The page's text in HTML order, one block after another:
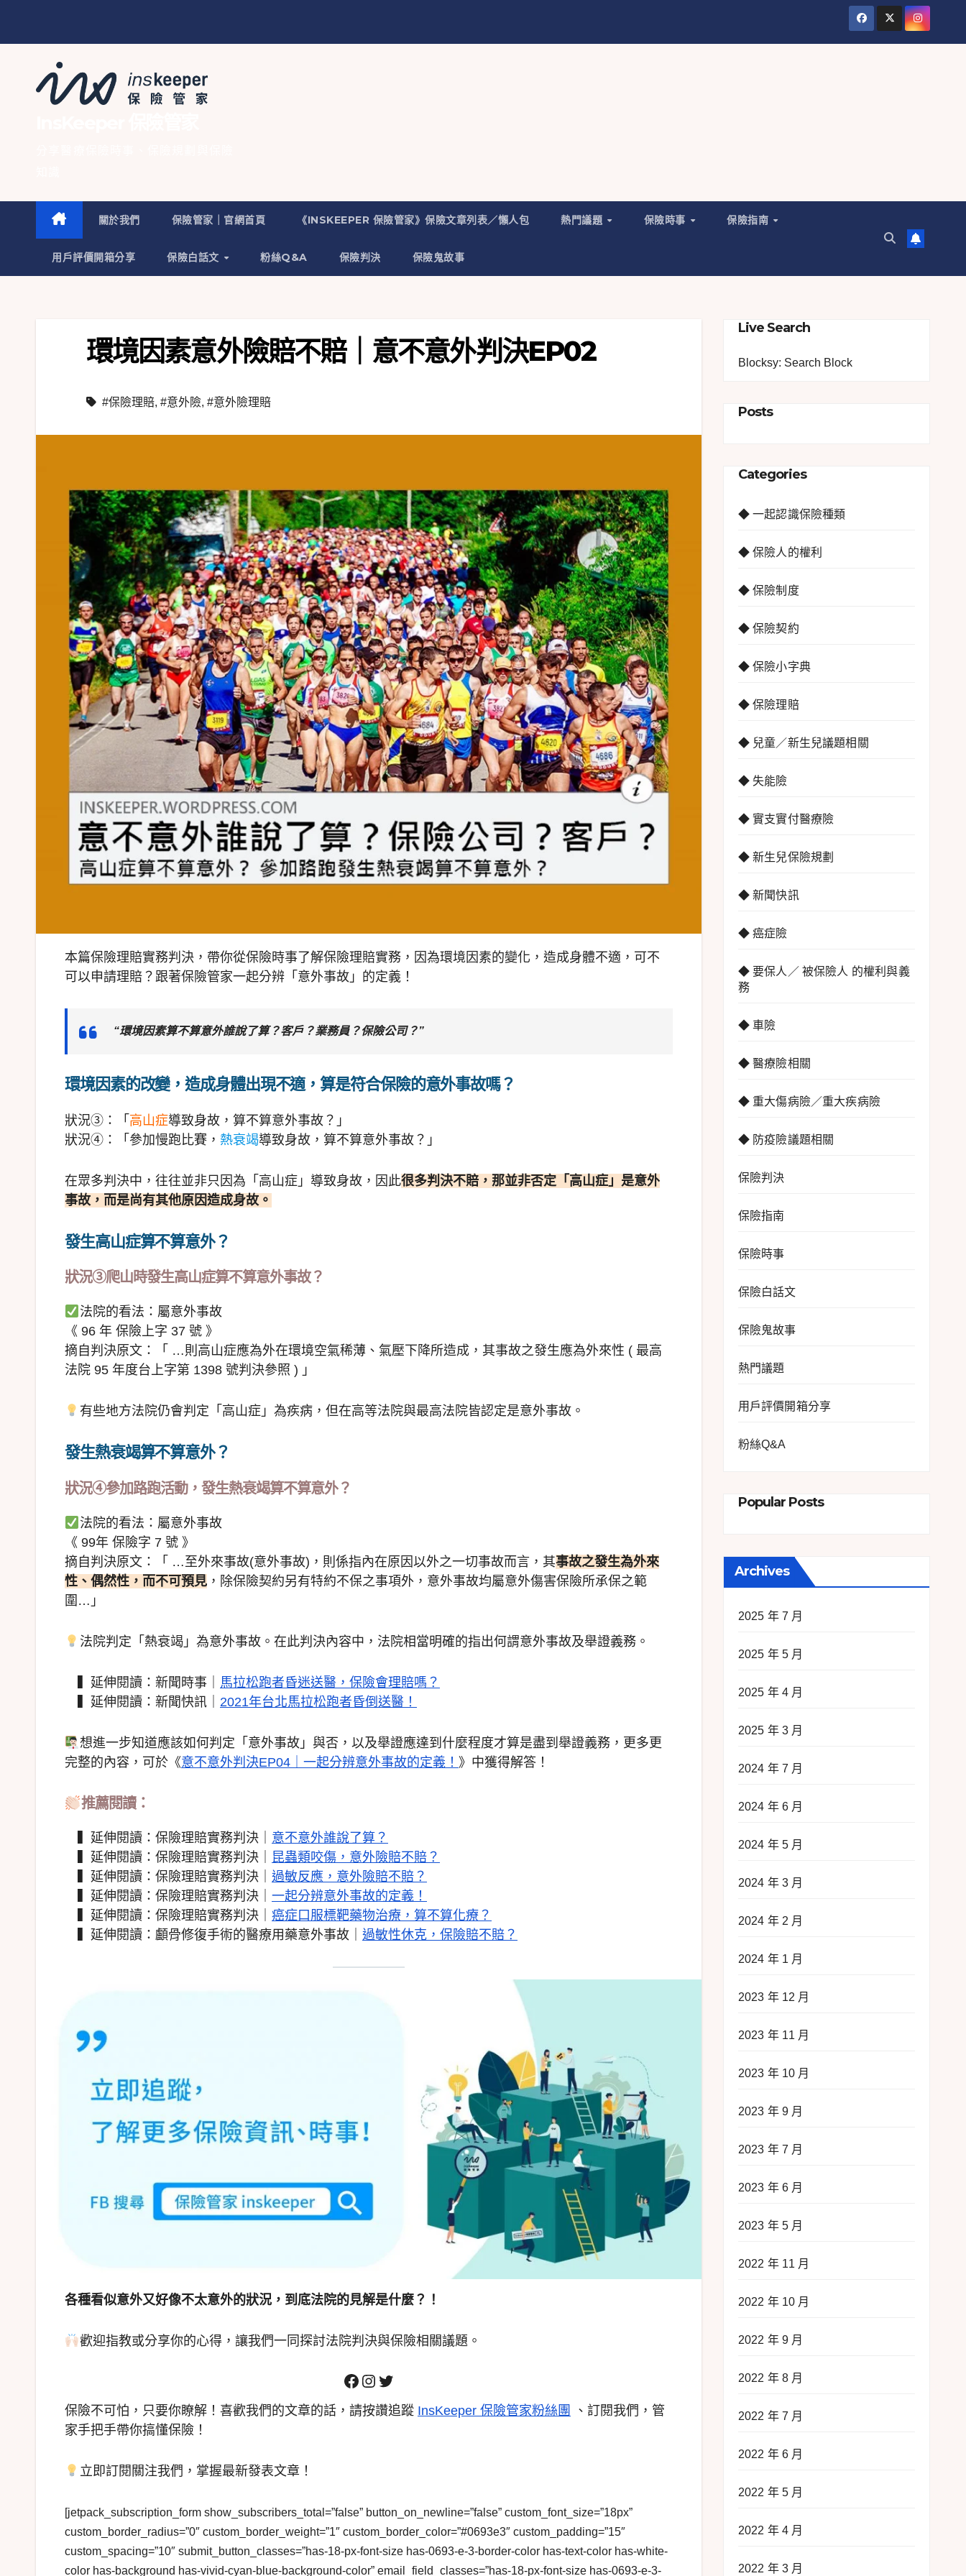
關於我們 保險管家｜官網首頁 《INSKEEPER 保險管家》保險文章列表／懶人包 熱門議題 保險時事 保險指南
用戶評價開箱分享 保險白話文 粉絲Q&A 保險判決 保險鬼故事
環境因素意外險賠不賠｜意不意外判決EP02
#保險理賠, #意外險, #意外險理賠
本篇保險理賠實務判決，帶你從保險時事了解保險理賠實務，因為環境因素的變化，造成身體不適，可不
可以申請理賠？跟著保險管家一起分辨「意外事故」的定義！
“環境因素算不算意外誰說了算？客戶？業務員？保險公司？”
環境因素的改變，造成身體出現不適，算是符合保險的意外事故嗎？
狀況③：「 高山症導致身故，算不算意外事故？」
狀況④：「參加慢跑比賽， 熱衰竭導致身故，算不算意外事故？」
在眾多判決中，往往並非只因為「高山症」導致身故，因此很多判決不賠，那並非否定「高山症」是意外
事故，而是尚有其他原因造成身故。
發生高山症算不算意外？
狀況③爬山時發生高山症算不算意外事故？
法院的看法：屬意外事故
《 96 年 保險上字 37 號 》
摘自判決原文：「 …則高山症應為外在環境空氣稀薄、氣壓下降所造成，其事故之發生應為外來性 ( 最高
法院 95 年度台上字第 1398 號判決參照 ) 」
有些地方法院仍會判定「高山症」為疾病，但在高等法院與最高法院皆認定是意外事故。
發生熱衰竭算不算意外？
狀況④參加路跑活動，發生熱衰竭算不算意外️？
法院的看法：屬意外事故
《 99年 保險字 7 號 》
摘自判決原文：「 …至外來事故(意外事故)，則係指內在原因以外之一切事故而言，其事故之發生為外來
性、偶然性，而不可預見 ，除保險契約另有特約不保之事項外，意外事故均屬意外傷害保險所承保之範
圍…」
法院判定「熱衰竭」為意外事故。在此判決內容中，法院相當明確的指出何謂意外事故及舉證義務。
▍延伸閱讀：新聞時事｜ 馬拉松跑者昏迷送醫，保險會理賠嗎？
▍延伸閱讀：新聞快訊｜ 2021年台北馬拉松跑者昏倒送醫！
想進一步知道應該如何判定「意外事故」與否，以及舉證應達到什麼程度才算是盡到舉證義務，更多更
完整的內容，可於《意不意外判決EP04｜一起分辨意外事故的定義！ 》中獲得解答！
推薦閱讀：
▍延伸閱讀：保險理賠實務判決｜ 意不意外誰說了算？
▍延伸閱讀：保險理賠實務判決｜ 昆蟲類咬傷，意外險賠不賠？
▍延伸閱讀：保險理賠實務判決｜ 過敏反應，意外險賠不賠？
▍延伸閱讀：保險理賠實務判決｜ 一起分辨意外事故的定義！
▍延伸閱讀：保險理賠實務判決｜ 癌症口服標靶藥物治療，算不算化療？
▍延伸閱讀：顱骨修復手術的醫療用藥意外事故｜ 過敏性休克，保險賠不賠？
各種看似意外又好像不太意外的狀況，到底法院的見解是什麼？！
歡迎指教或分享你的心得，讓我們一同探討法院判決與保險相關議題。
保險不可怕，只要你瞭解！喜歡我們的文章的話，請按讚追蹤 InsKeeper 保險管家粉絲團
、訂閱我們，管
家手把手帶你搞懂保險！
立即訂閱關注我們，掌握最新發表文章！
[jetpack_subscription_form show_subscribers_total=”false” button_on_newline=”false” custom_font_size=”18px”
custom_border_radius=”0″ custom_border_weight=”1″ custom_border_color=”#0693e3″ custom_padding=”15″
custom_spacing=”10″ submit_button_classes=”has-18-px-font-size has-0693-e-3-border-color has-text-color has-white-
color has-background has-vivid-cyan-blue-background-color” email_field_classes=”has-18-px-font-size has-0693-e-3-
Live Search
Blocksy: Search Block
Posts
Categories
◆ 一起認識保險種類
◆ 保險人的權利
◆ 保險制度
◆ 保險契約
◆ 保險小字典
◆ 保險理賠
◆ 兒童／新生兒議題相關
◆ 失能險
◆ 實支實付醫療險
◆ 新生兒保險規劃
◆ 新聞快訊
◆ 癌症險
◆ 要保人／ 被保險人 的權利與義
務
◆ 車險
◆ 醫療險相關
◆ 重大傷病險／重大疾病險
◆ 防疫險議題相關
保險判決
保險指南
保險時事
保險白話文
保險鬼故事
熱門議題
用戶評價開箱分享
粉絲Q&A
Popular Posts
Archives
2025 年 7 月
2025 年 5 月
2025 年 4 月
2025 年 3 月
2024 年 7 月
2024 年 6 月
2024 年 5 月
2024 年 3 月
2024 年 2 月
2024 年 1 月
2023 年 12 月
2023 年 11 月
2023 年 10 月
2023 年 9 月
2023 年 7 月
2023 年 6 月
2023 年 5 月
2022 年 11 月
2022 年 10 月
2022 年 9 月
2022 年 8 月
2022 年 7 月
2022 年 6 月
2022 年 5 月
2022 年 4 月
2022 年 3 月